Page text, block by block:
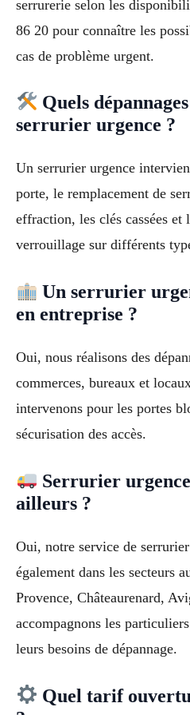
serrurerie selon les
86 20 pour connaître les
cas de problème urgent.
Quels
serrurier urgence ?
Un serrurier urgence
porte, le remplacement de
effraction, les clés cassées et
verrouillage sur différents
Un serrurier
en entreprise ?
Oui, nous réalisons des
commerces, bureaux et
intervenons pour les portes
sécurisation des accès.
Serrurier
ailleurs ?
Oui, notre service de
également dans les secteurs
Provence, Châteaurenard,
accompagnons les
leurs besoins de dépannage.
Quel tarif